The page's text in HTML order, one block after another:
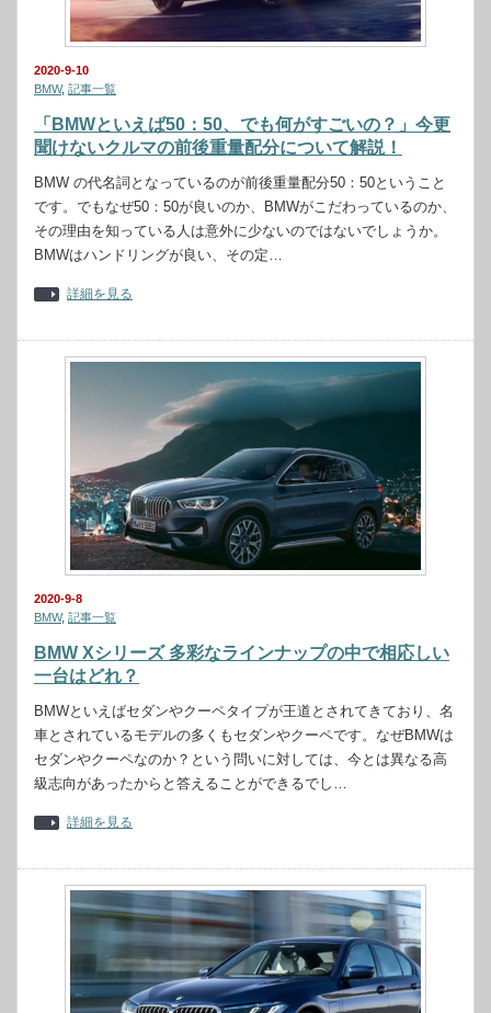
2020-9-10
BMW, 記事一覧
「BMWといえば50：50、でも何がすごいの？」今更
聞けないクルマの前後重量配分について解説！
BMW の代名詞となっているのが前後重量配分50：50ということ
です。でもなぜ50：50が良いのか、BMWがこだわっているのか、
その理由を知っている人は意外に少ないのではないでしょうか。
BMWはハンドリングが良い、その定…
詳細を見る
2020-9-8
BMW, 記事一覧
BMW Xシリーズ 多彩なラインナップの中で相応しい
一台はどれ？
BMWといえばセダンやクーペタイプが王道とされてきており、名
車とされているモデルの多くもセダンやクーペです。なぜBMWは
セダンやクーペなのか？という問いに対しては、今とは異なる高
級志向があったからと答えることができるでし…
詳細を見る